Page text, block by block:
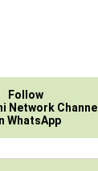
Follow
Network Channel
WhatsApp